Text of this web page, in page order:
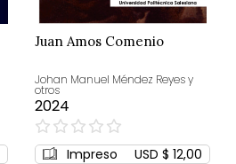
Juan Amos Comenio
Johan Manuel Méndez Reyes y
otros
2024
0%
Impreso USD $ 12,00